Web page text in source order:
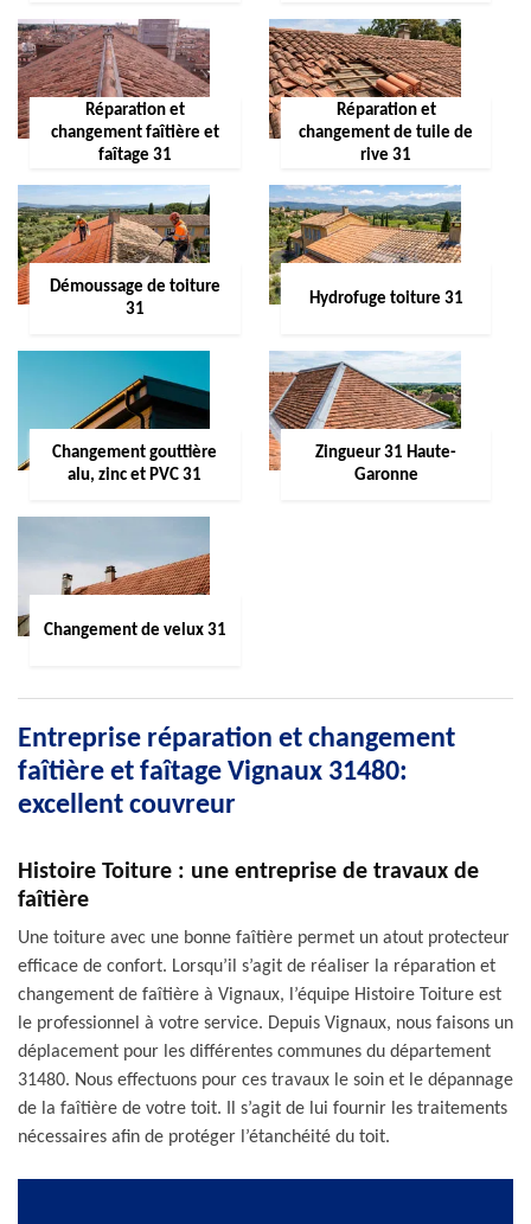
Réparation et
changement faîtière et
faîtage 31
Réparation et
changement de tuile de
rive 31
Démoussage de toiture
31
Hydrofuge toiture 31
Changement gouttière
alu, zinc et PVC 31
Zingueur 31 Haute-
Garonne
Changement de velux 31
Entreprise réparation et changement
faîtière et faîtage Vignaux 31480:
excellent couvreur
Histoire Toiture : une entreprise de travaux de
faîtière
Une toiture avec une bonne faîtière permet un atout protecteur
efficace de confort. Lorsqu’il s’agit de réaliser la réparation et
changement de faîtière à Vignaux, l’équipe Histoire Toiture est
le professionnel à votre service. Depuis Vignaux, nous faisons un
déplacement pour les différentes communes du département
31480. Nous effectuons pour ces travaux le soin et le dépannage
de la faîtière de votre toit. Il s’agit de lui fournir les traitements
nécessaires afin de protéger l’étanchéité du toit.